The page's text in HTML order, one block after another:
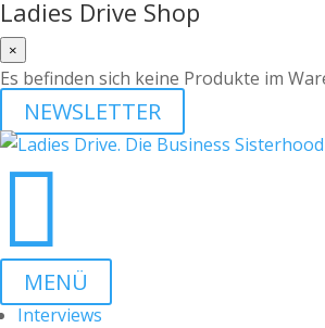
Ladies Drive Shop
×
Es befinden sich keine Produkte im
NEWSLETTER

MENÜ
Interviews